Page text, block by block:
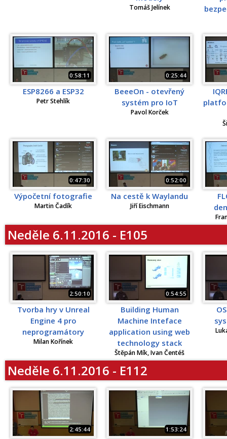
Tomáš Jelínek
0:58:11
ESP8266 a ESP32
Petr Stehlík
0:25:44
BeeeOn - otevřený
systém pro IoT
Pavol Korček
0:47:30
Výpočetní fotografie
Martin Čadík
0:52:00
Na cestě k Waylandu
Jiří Eischmann
Neděle 6.11.2016 - E105
2:50:10
Tvorba hry v Unreal
Engine 4 pro
neprogramátory
Milan Kořínek
0:54:55
Building Human
Machine Inteface
application using web
technology stack
Štěpán Mík, Ivan Čentéš
Neděle 6.11.2016 - E112
2:45:44 1:53:24